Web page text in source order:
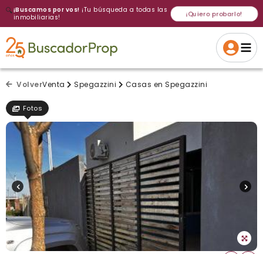
🔍¡Buscamos por vos! ¡Tu búsqueda a todas las
inmobiliarias!
¡Quiero probarlo!
Cancelar Si, eliminar
Gracias
Volver a intentar
VolverVenta Spegazzini Casas en Spegazzini
Fotos